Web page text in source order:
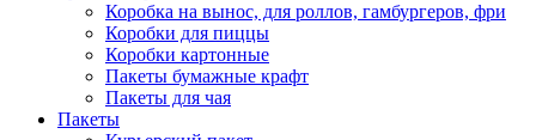
Коробка на вынос, для роллов, гамбургеров, фри
Коробки для пиццы
Коробки картонные
Пакеты бумажные крафт
Пакеты для чая
Пакеты